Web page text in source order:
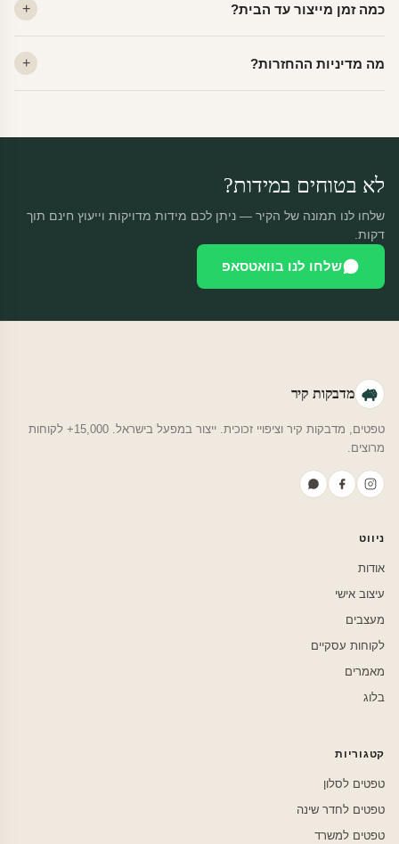
מתאים לקיר מטויח, גבס, קרמיקה וזכוכית.
כמה זמן מייצור עד הבית?
יוצאות באותו יום.
מה מדיניות ההחזרות?
לא בטוחים במידות?
שלחו לנו תמונה של הקיר — ניתן לכם מידות מדויקות וייעוץ חינם תוך
דקות.
שלחו לנו בוואטסאפ
מדבקות קיר
טפטים, מדבקות קיר וציפויי זכוכית. ייצור במפעל בישראל. 15,000+ לקוחות
מרוצים.
ניווט
אודות
עיצוב אישי
מעצבים
לקוחות עסקיים
מאמרים
בלוג
קטגוריות
טפטים לסלון
טפטים לחדר שינה
טפטים למשרד